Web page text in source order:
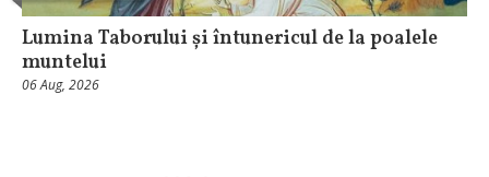
Lumina Taborului și întunericul de la poalele
muntelui
06 Aug, 2026